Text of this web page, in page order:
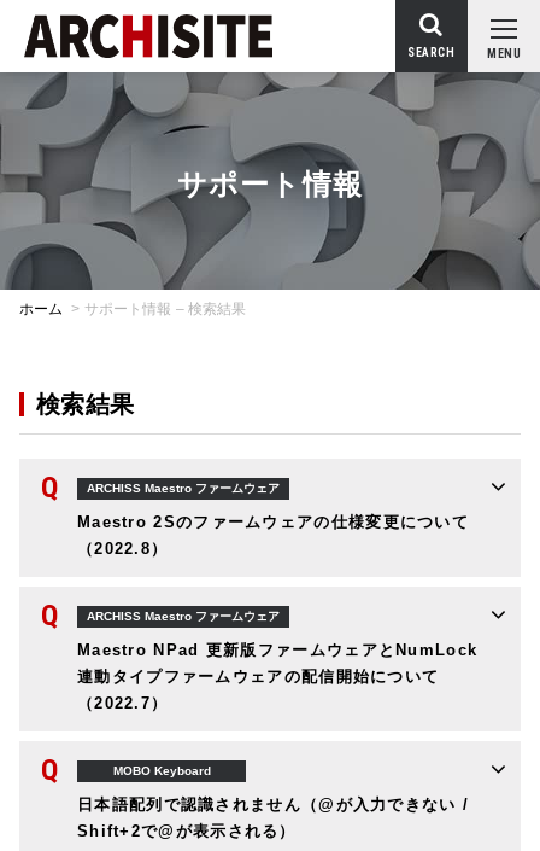
MENU
SEARCH
サポート情報
ホーム > サポート情報 – 検索結果
検索結果
Q ARCHISS Maestro ファームウェア
Maestro 2Sのファームウェアの仕様変更について
（2022.8）
Q ARCHISS Maestro ファームウェア
Maestro NPad 更新版ファームウェアとNumLock
連動タイプファームウェアの配信開始について
（2022.7）
Q MOBO Keyboard
日本語配列で認識されません（@が入力できない /
Shift+2で@が表示される）